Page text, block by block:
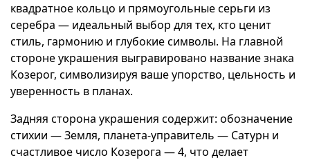
квадратное кольцо и прямоугольные серьги из
серебра — идеальный выбор для тех, кто ценит
стиль, гармонию и глубокие символы. На главной
стороне украшения выгравировано название знака
Козерог, символизируя ваше упорство, цельность и
уверенность в планах.
Задняя сторона украшения содержит: обозначение
стихии — Земля, планета-управитель — Сатурн и
счастливое число Козерога — 4, что делает